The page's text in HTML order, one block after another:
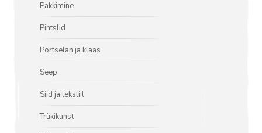
Pakkimine
Pintslid
Portselan ja klaas
Seep
Siid ja tekstiil
Trükikunst